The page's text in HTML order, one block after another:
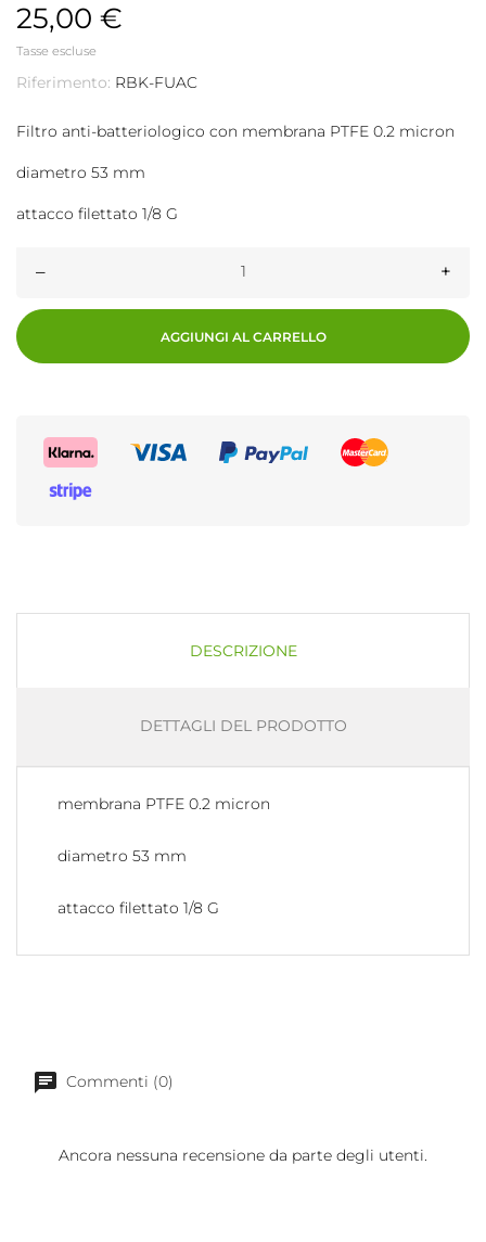
25,00 €
Tasse escluse
Riferimento: RBK-FUAC
Filtro anti-batteriologico con membrana PTFE 0.2 micron
diametro 53 mm
attacco filettato 1/8 G
– +
AGGIUNGI AL CARRELLO
DESCRIZIONE
DETTAGLI DEL PRODOTTO
membrana PTFE 0.2 micron
diametro 53 mm
attacco filettato 1/8 G
Commenti (0)
Ancora nessuna recensione da parte degli utenti.